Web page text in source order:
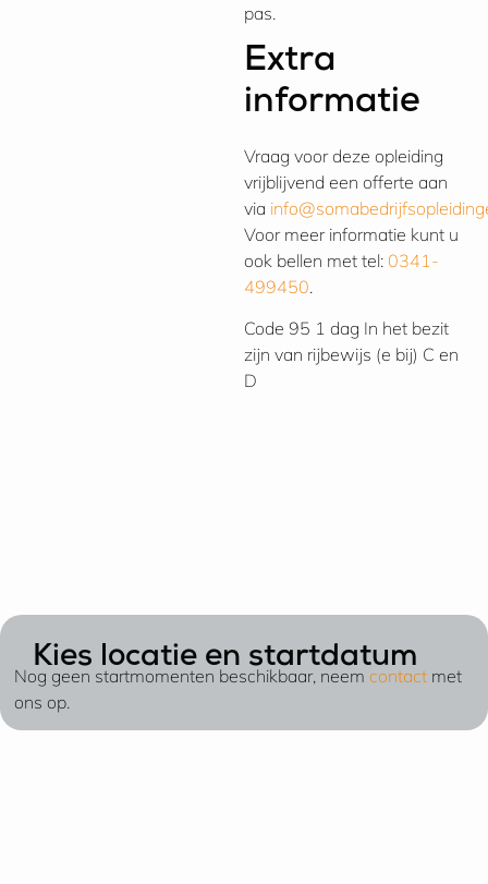
pas.
Extra
informatie
Vraag voor deze opleiding
vrijblijvend een offerte aan
via
Voor meer informatie kunt u
ook bellen met tel: 0341-
499450.
Code 95 1 dag In het bezit
zijn van rijbewijs (e bij) C en
D
Kies locatie en startdatum
Nog geen startmomenten beschikbaar, neem contact met
ons op.